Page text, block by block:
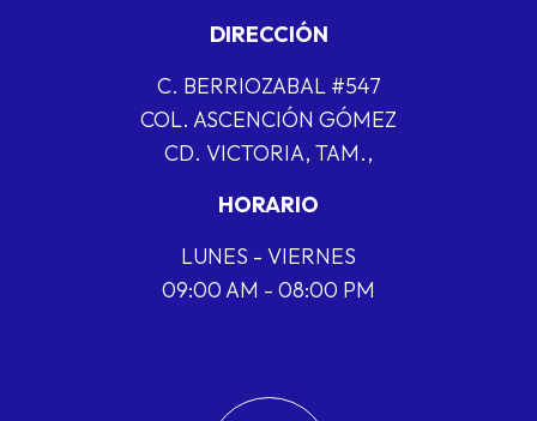
DIRECCIÓN
C. BERRIOZABAL #547
COL. ASCENCIÓN GÓMEZ
CD. VICTORIA, TAM.,
HORARIO
LUNES - VIERNES
09:00 AM - 08:00 PM